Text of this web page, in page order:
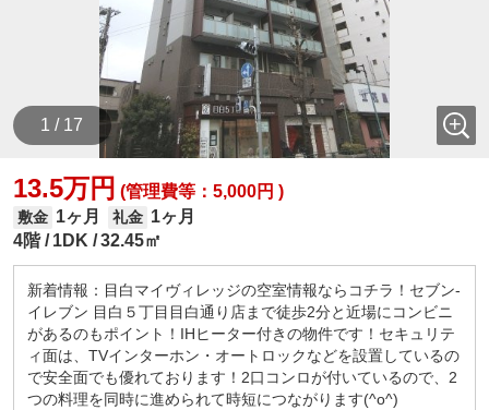
1 / 17
13.5万円 (管理費等：5,000円 )
敷金 1ヶ月 礼金 1ヶ月
4階
1DK 32.45㎡
新着情報：目白マイヴィレッジの空室情報ならコチラ！セブン‐
イレブン 目白５丁目目白通り店まで徒歩2分と近場にコンビニ
があるのもポイント！IHヒーター付きの物件です！セキュリテ
ィ面は、TVインターホン・オートロックなどを設置しているの
で安全面でも優れております！2口コンロが付いているので、2
つの料理を同時に進められて時短につながります(^o^)